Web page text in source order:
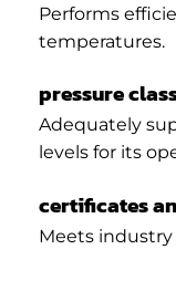
Performs
temperatures.
pressure
Adequately
levels for its
certificates
Meets industry